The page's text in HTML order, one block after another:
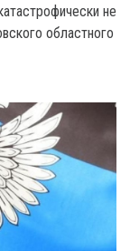
не
областного